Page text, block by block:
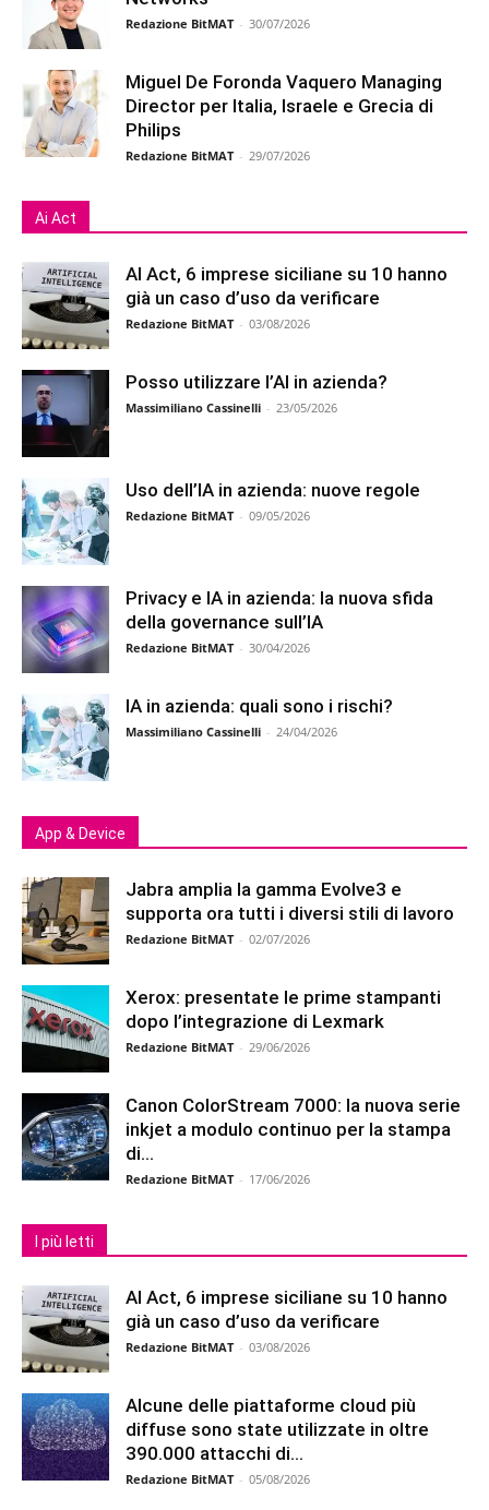
Redazione BitMAT - 30/07/2026
Miguel De Foronda Vaquero Managing
Director per Italia, Israele e Grecia di
Philips
Redazione BitMAT - 29/07/2026
Ai Act
AI Act, 6 imprese siciliane su 10 hanno
già un caso d’uso da verificare
Redazione BitMAT - 03/08/2026
Posso utilizzare l’AI in azienda?
Massimiliano Cassinelli - 23/05/2026
Uso dell’IA in azienda: nuove regole
Redazione BitMAT - 09/05/2026
Privacy e IA in azienda: la nuova sfida
della governance sull’IA
Redazione BitMAT - 30/04/2026
IA in azienda: quali sono i rischi?
Massimiliano Cassinelli - 24/04/2026
App & Device
Jabra amplia la gamma Evolve3 e
supporta ora tutti i diversi stili di lavoro
Redazione BitMAT - 02/07/2026
Xerox: presentate le prime stampanti
dopo l’integrazione di Lexmark
Redazione BitMAT - 29/06/2026
Canon ColorStream 7000: la nuova serie
inkjet a modulo continuo per la stampa
di...
Redazione BitMAT - 17/06/2026
I più letti
AI Act, 6 imprese siciliane su 10 hanno
già un caso d’uso da verificare
Redazione BitMAT - 03/08/2026
Alcune delle piattaforme cloud più
diffuse sono state utilizzate in oltre
390.000 attacchi di...
Redazione BitMAT - 05/08/2026